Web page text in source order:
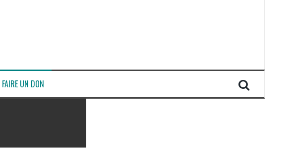
FAIRE UN DON